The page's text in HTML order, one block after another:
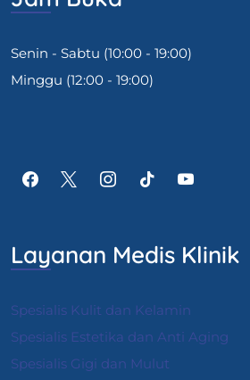
Senin - Sabtu (10:00 - 19:00)
Minggu (12:00 - 19:00)
Layanan Medis Klinik
Spesialis Kulit dan Kelamin
Spesialis Estetika dan Anti Aging
Spesialis Gigi dan Mulut